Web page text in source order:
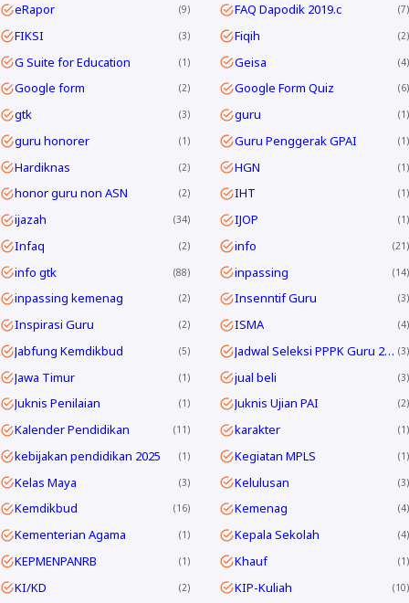
eRapor 9 FAQ Dapodik 2019.c 7
FIKSI 3 Fiqih 2
G Suite for Education 1 Geisa 4
Google form 2 Google Form Quiz 6
gtk 3 guru 1
guru honorer 1 Guru Penggerak GPAI 1
Hardiknas 2 HGN 1
honor guru non ASN 2 IHT 1
ijazah 34 IJOP 1
Infaq 2 info 21
info gtk 88 inpassing 14
inpassing kemenag 2 Insenntif Guru 3
Inspirasi Guru 2 ISMA 4
Jabfung Kemdikbud 5 Jadwal Seleksi PPPK Guru 2024 3
Jawa Timur 1 jual beli 3
Juknis Penilaian 1 Juknis Ujian PAI 2
Kalender Pendidikan 11 karakter 1
kebijakan pendidikan 2025 1 Kegiatan MPLS 1
Kelas Maya 3 Kelulusan 3
Kemdikbud 16 Kemenag 4
Kementerian Agama 1 Kepala Sekolah 4
KEPMENPANRB 1 Khauf 1
KI/KD 2 KIP-Kuliah 10